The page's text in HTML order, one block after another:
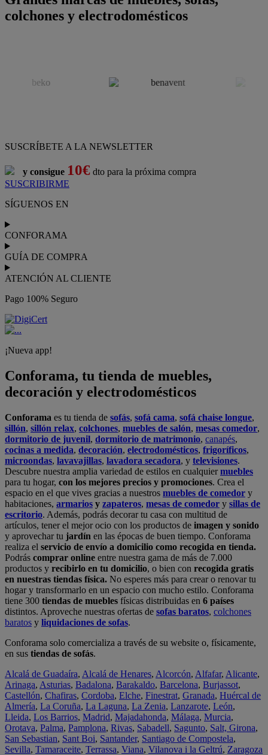
colchones y electrodomésticos
SUSCRÍBETE A LA NEWSLETTER
y consigue 10€ dto para la próxima compra
SUSCRIBIRME
SÍGUENOS EN
CONFORAMA
GUÍA DE COMPRA
ATENCIÓN AL CLIENTE
Pago 100% Seguro
¡Nueva app!
Conforama, tu tienda de muebles,
decoración y electrodomésticos
Conforama es tu tienda de sofás, sofá cama, sofá chaise longue,
sillón, sillón relax, colchones, muebles de salón, mesas comedor,
dormitorio de juvenil, dormitorio de matrimonio, canapés,
cocinas a medida, decoración, electrodomésticos, frigoríficos,
microondas, lavavajillas, lavadora secadora, y televisiones.
Descubre nuestra amplia variedad de estilos en cualquiermuebles
para tu hogar, con los mejores precios y promociones. Crea el
espacio en el que vives gracias a nuestros muebles de comedor y
habitaciones, armarios y zapateros, mesas de comedor y sillas de
escritorio. Además, podrás decorar tu casa con multitud de
artículos, tener el mejor ocio con los productos de imagen y sonido
y aprovechar tu jardín en las épocas de buen tiempo. Conforama
realiza el servicio de envío a domicilio como recogida en tienda.
Podrás comprar online entre nuestra gama de más de 7.000
productos y recibirlo en tu domicilio, o bien con recogida gratis
en nuestras tiendas física. No esperes más para crear o renovar tu
hogar y transformarlo en un espacio con mucho estilo. Conforama
tiene 300 tiendas de muebles físicas distribuidas en 6 países
distintos. Aproveche nuestras ofertas de sofas baratos, colchones
baratos y liquidaciones de sofas.
Conforama solo comercializa a través de su website o, físicamente,
en sus tiendas de sofás.
Alcalá de Guadaíra, Alcalá de Henares, Alcorcón, Alfafar, Alicante,
Arinaga, Asturias, Badalona, Barakaldo, Barcelona, Burjassot,
Castellón, Chafiras, Cordoba, Elche, Finestrat, Granada, Huércal de
Almería, La Coruña, La Laguna, La Zenia, Lanzarote, León,
Lleida, Los Barrios, Madrid, Majadahonda, Málaga, Murcia,
Orotava, Palma, Pamplona, Rivas, Sabadell, Sagunto, Salt, Girona,
San Sebastian, Sant Boi, Santander, Santiago de Compostela,
Sevilla, Tamaraceite, Terrassa, Viana, Vilanova i la Geltrú, Zaragoza